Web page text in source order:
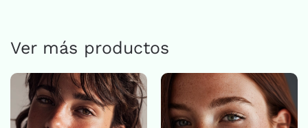
Ver más productos